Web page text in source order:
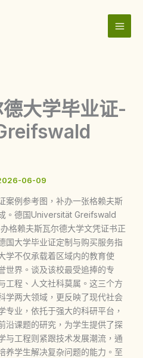
大学毕业证-
06-09
案例参考图，补办一张格赖夫斯
。德国Universität Greifswald
格赖夫斯瓦尔德大学文凭证书正
国大学毕业证定制与购买服务指
学不仅承载着区域内的教育使
世界。谈及该校最受追捧的专
工程、人文社科莫属。这三个方
学两大领域，更反映了现代社会
专业，依托于强大的科研平台，
沿课题的研究，为学生提供了探
与工程则紧跟技术发展潮流，通
养学生解决复杂问题的能力。至